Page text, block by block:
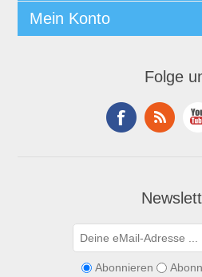
Mein Konto
Folge
Abonnieren